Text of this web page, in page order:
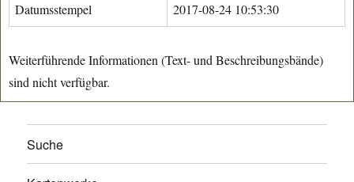
Datumsstempel 2017-08-24 10:53:30
Weiterführende Informationen (Text- und Beschreibungsbände)
sind nicht verfügbar.
Suche